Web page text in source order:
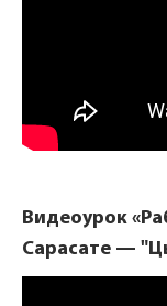
Видеоурок
Сарасате —